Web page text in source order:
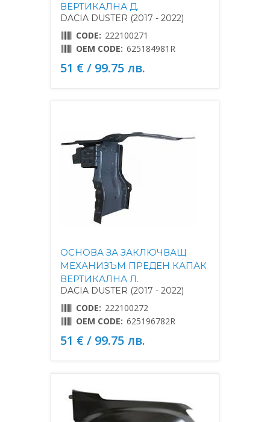
ВЕРТИКАЛНА Д.
DACIA DUSTER (2017 - 2022)
CODE: 222100271
OEM CODE: 625184981R
51 € / 99.75 лв.
ОСНОВА ЗА ЗАКЛЮЧВАЩ
МЕХАНИЗЪМ ПРЕДЕН КАПАК
ВЕРТИКАЛНА Л.
DACIA DUSTER (2017 - 2022)
CODE: 222100272
OEM CODE: 625196782R
51 € / 99.75 лв.